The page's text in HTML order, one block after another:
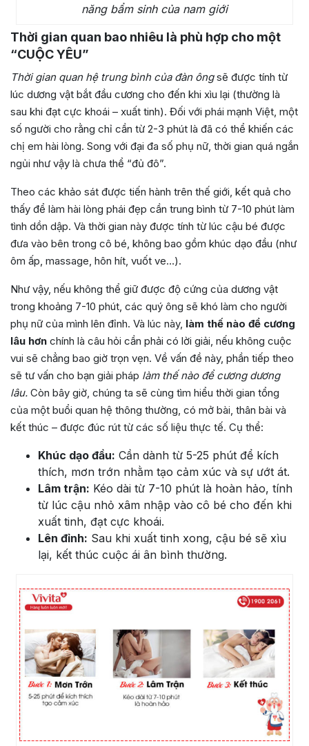
năng bẩm sinh của nam giới
Thời gian quan bao nhiêu là phù hợp cho một
“CUỘC YÊU”
Thời gian quan hệ trung bình của đàn ôngsẽ được tính từ
lúc dương vật bắt đầu cương cho đến khi xìu lại (thường là
sau khi đạt cực khoái – xuất tinh). Đối với phái mạnh Việt, một
số người cho rằng chỉ cần từ 2-3 phút là đã có thể khiến các
chị em hài lòng. Song với đại đa số phụ nữ, thời gian quá ngắn
ngủi như vậy là chưa thể “đủ đô”.
Theo các khảo sát được tiến hành trên thế giới, kết quả cho
thấy để làm hài lòng phái đẹp cần trung bình từ 7-10 phút làm
tình dồn dập. Và thời gian này được tính từ lúc cậu bé được
đưa vào bên trong cô bé, không bao gồm khúc dạo đầu (như
ôm ấp, massage, hôn hít, vuốt ve…).
Như vậy, nếu không thể giữ được độ cứng của dương vật
trong khoảng 7-10 phút, các quý ông sẽ khó làm cho người
phụ nữ của mình lên đỉnh. Và lúc này, làm thế nào để cương
lâu hơn chính là câu hỏi cần phải có lời giải, nếu không cuộc
vui sẽ chẳng bao giờ trọn vẹn. Về vấn đề này, phần tiếp theo
sẽ tư vấn cho bạn giải pháp làm thế nào để cương dương
lâu. Còn bây giờ, chúng ta sẽ cùng tìm hiểu thời gian tổng
của một buổi quan hệ thông thường, có mở bài, thân bài và
kết thúc – được đúc rút từ các số liệu thực tế. Cụ thể:
Khúc dạo đầu: Cần dành từ 5-25 phút để kích
thích, mơn trớn nhằm tạo cảm xúc và sự ướt át.
Lâm trận: Kéo dài từ 7-10 phút là hoàn hảo, tính
từ lúc cậu nhỏ xâm nhập vào cô bé cho đến khi
xuất tinh, đạt cực khoái.
Lên đỉnh: Sau khi xuất tinh xong, cậu bé sẽ xìu
lại, kết thúc cuộc ái ân bình thường.